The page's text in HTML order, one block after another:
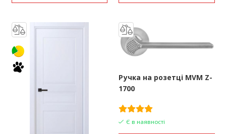
Ручка на розетці MVM Z-
1700
Є в наявності